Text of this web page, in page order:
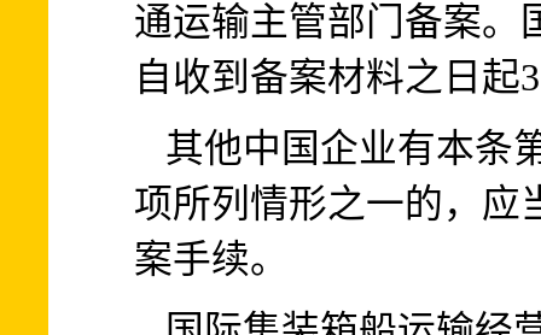
通运输主管部门备案。
自收到备案材料之日起
其他中国企业有本条
项所列情形之一的，应
案手续。